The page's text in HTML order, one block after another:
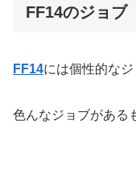
FF14のジョブ
FF14には個性的なジ
色んなジョブがある